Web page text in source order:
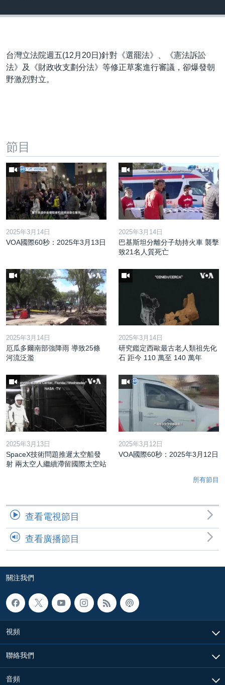
台灣立法院週五(12月20日)針對《選罷法》、《憲法訴訟
法》及《財政收支劃分法》等修正草案進行審議，卻爆發朝
野激烈對立。
節目
2025年3月14日
VOA國際60秒：2025年3月13日
2025年3月14日
巴基斯坦分離分子劫持火車 襲擊
致21名人質死亡
2025年3月14日
厄瓜多爾南部強降雨 導致25條
河流泛濫
2025年3月14日
研究鑑定西歐最古老人類祖先化
石 距今 110 萬至 140 萬年
2025年3月13日
SpaceX技術問題推遲太空船發
射 兩太空人繼續滯留國際太空站
2025年3月12日
VOA國際60秒：2025年3月12日
所有節目
查看電視節目
查看廣播節目
關注我們
視頻
聯絡我們
音頻